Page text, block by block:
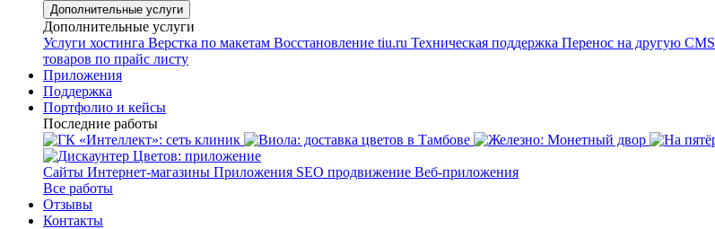
Дополнительные услуги
Дополнительные услуги
Услуги хостинга Верстка по макетам Восстановление tiu.ru Техническая поддержка Перенос на другую CMS
товаров по прайс листу
Приложения
Поддержка
Портфолио и кейсы
Последние работы
Сайты Интернет-магазины Приложения SEO продвижение Веб-приложения
Все работы
Отзывы
Контакты